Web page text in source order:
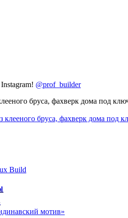
@prof_builder
бруса, фахверк дома под
Build
мотив»